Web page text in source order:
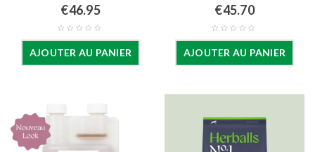
€46.95
AJOUTER AU PANIER
€45.70
AJOUTER AU PANIER